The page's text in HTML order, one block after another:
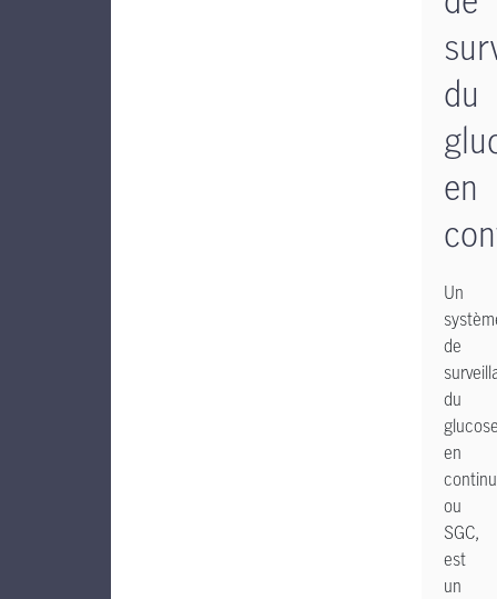
du
en
Un
de
du
en
ou
SGC,
est
un